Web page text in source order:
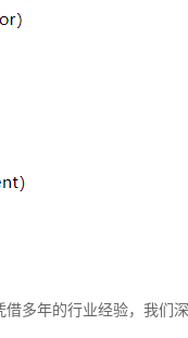
多年的行业经验，我们